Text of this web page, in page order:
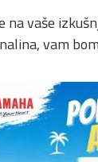
vaše
vam